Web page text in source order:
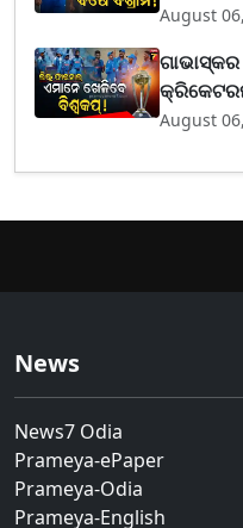
August
August
News
News7 Odia
Prameya-ePaper
Prameya-Odia
Prameya-English